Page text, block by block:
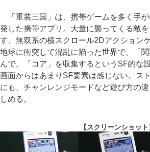
「重装三国」は、携帯ゲームを多く手が
発した携帯アプリ。大量に襲ってくる敵
す、無双系の横スクロール2Dアクション
地球に衝突して混乱に陥った世界で、「
んで、「コア」を収集するというSF的な
画面からはあまりSF要素は感じない。ス
にも、チャンレンジモードなど遊び方の
しめる。
【スクリーンショット